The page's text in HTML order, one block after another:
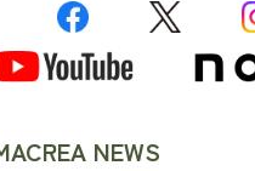
NEWS